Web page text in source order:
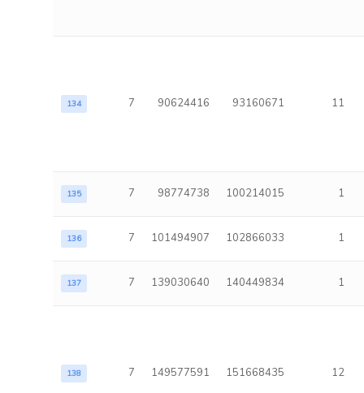
134 7 90624416 93160671 11
135 7 98774738 100214015 1
136 7 101494907 102866033 1
137 7 139030640 140449834 1
138 7 149577591 151668435 12